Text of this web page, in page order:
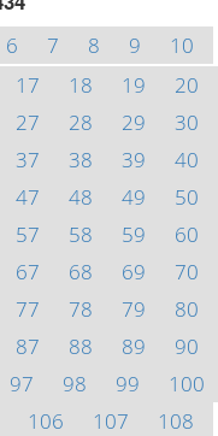
6 7 8 9
10
17 18 19
20
27 28 29
30
37 38 39
40
47 48 49
50
57 58 59
60
67 68 69
70
77 78 79
80
87 88 89
90
97 98 99
100
106 107
108